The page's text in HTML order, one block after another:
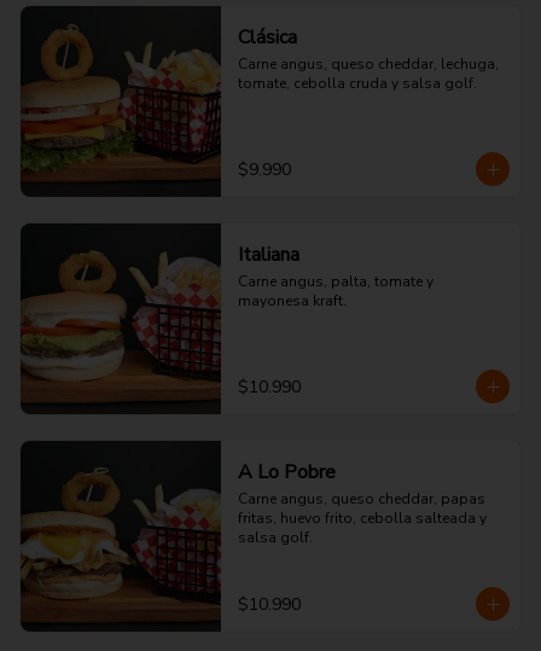
Clásica
Carne angus, queso cheddar, lechuga,
tomate, cebolla cruda y salsa golf.
$9.990
Italiana
Carne angus, palta, tomate y
mayonesa kraft.
$10.990
A Lo Pobre
Carne angus, queso cheddar, papas
fritas, huevo frito, cebolla salteada y
salsa golf.
$10.990